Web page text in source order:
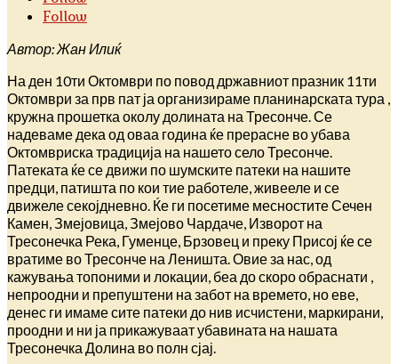
Follow
Автор: Жан Илиќ
На ден 10ти Октомври по повод државниот празник 11ти
Октомври за прв пат ја организираме планинарската тура ,
кружна прошетка околу долината на Тресонче. Се
надеваме дека од оваа година ќе прерасне во убава
Октомвриска традиција на нашето село Тресонче.
Патеката ќе се движи по шумските патеки на нашите
предци, патишта по кои тие работеле, живееле и се
движеле секојдневно. Ќе ги посетиме месностите Сечен
Камен, Змејовица, Змејово Чардаче, Изворот на
Тресонечка Река, Гуменце, Брзовец и преку Присој ќе се
вратиме во Тресонче на Леништа. Овие за нас, од
кажувања топоними и локации, беа до скоро обраснати ,
непроодни и препуштени на забот на времето, но еве,
денес ги имаме сите патеки до нив исчистени, маркирани,
проодни и ни ја прикажуваат убавината на нашата
Тресонечка Долина во полн сјај.